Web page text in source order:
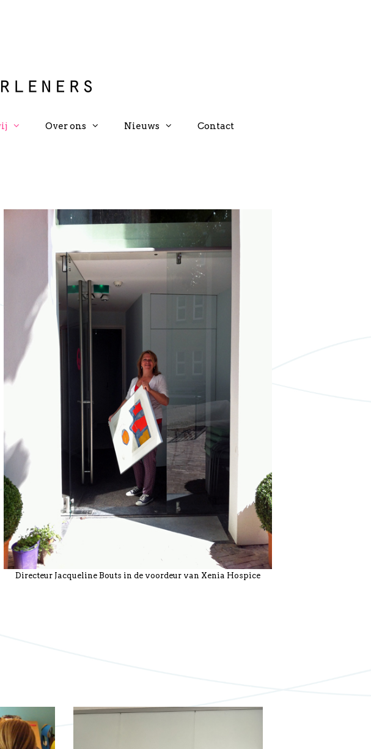
Over ons Nieuws Contact
Directeur Jacqueline Bouts in de voordeur van Xenia Hospice